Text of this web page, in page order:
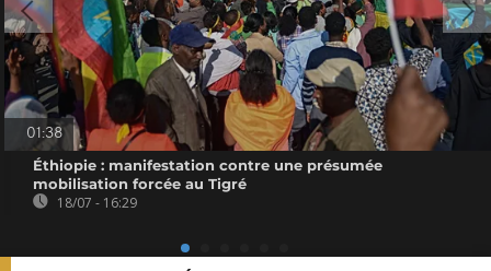
01:38
Éthiopie : manifestation contre une présumée
mobilisation forcée au Tigré
18/07 - 16:29